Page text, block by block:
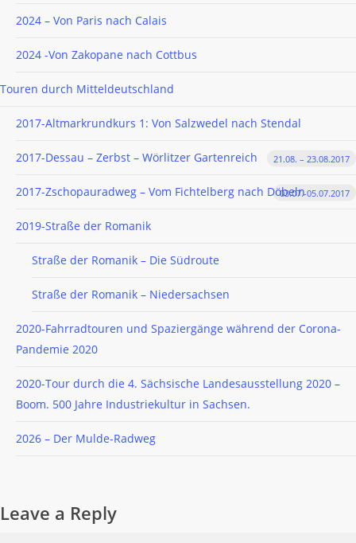
2024 – Von Paris nach Calais
2024 -Von Zakopane nach Cottbus
Touren durch Mitteldeutschland
2017-Altmarkrundkurs 1: Von Salzwedel nach Stendal
2017-Dessau – Zerbst – Wörlitzer Gartenreich 21.08. – 23.08.2017
2017-Zschopauradweg – Vom Fichtelberg nach Döbeln03.07.-05.07.2017
2019-Straße der Romanik
Straße der Romanik – Die Südroute
Straße der Romanik – Niedersachsen
2020-Fahrradtouren und Spaziergänge während der Corona-
Pandemie 2020
2020-Tour durch die 4. Sächsische Landesausstellung 2020 –
Boom. 500 Jahre Industriekultur in Sachsen.
2026 – Der Mulde-Radweg
Leave a Reply